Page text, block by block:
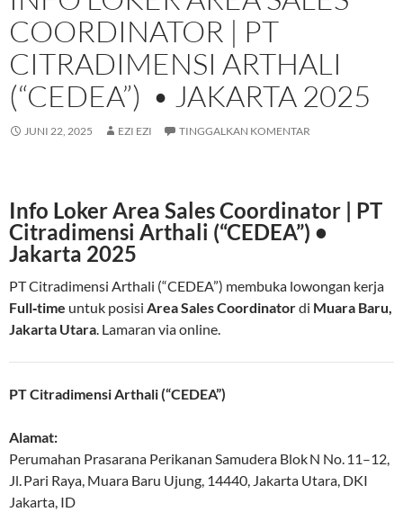
COORDINATOR | PT
CITRADIMENSI ARTHALI
(“CEDEA”) • JAKARTA 2025
JUNI 22, 2025 EZI EZI TINGGALKAN KOMENTAR
Info Loker Area Sales Coordinator | PT
Citradimensi Arthali (“CEDEA”) •
Jakarta 2025
PT Citradimensi Arthali (“CEDEA”) membuka lowongan kerja
Full‑time untuk posisi Area Sales Coordinatordi Muara Baru,
Jakarta Utara. Lamaran via online.
PT Citradimensi Arthali (“CEDEA”)
Alamat:
Perumahan Prasarana Perikanan Samudera Blok N No. 11–12,
Jl. Pari Raya, Muara Baru Ujung, 14440, Jakarta Utara, DKI
Jakarta, ID